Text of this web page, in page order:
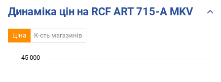
Динаміка цін на RCF ART 715-A MKV
Ціна К-сть магазинів
45 000